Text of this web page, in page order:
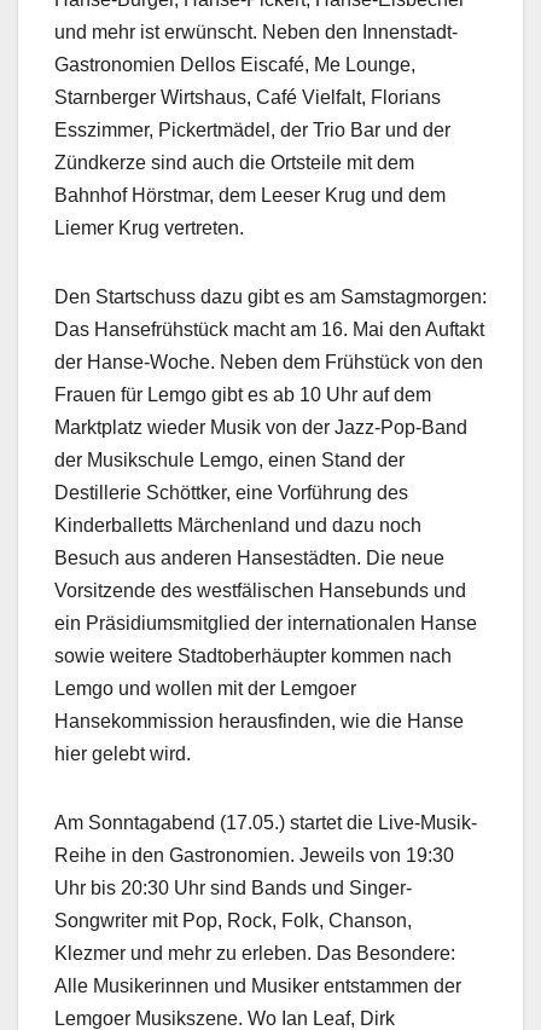
und mehr ist erwünscht. Neben den Innenstadt-
Gastronomien Dellos Eiscafé, Me Lounge,
Starnberger Wirtshaus, Café Vielfalt, Florians
Esszimmer, Pickertmädel, der Trio Bar und der
Zündkerze sind auch die Ortsteile mit dem
Bahnhof Hörstmar, dem Leeser Krug und dem
Liemer Krug vertreten.
Den Startschuss dazu gibt es am Samstagmorgen:
Das Hansefrühstück macht am 16. Mai den Auftakt
der Hanse-Woche. Neben dem Frühstück von den
Frauen für Lemgo gibt es ab 10 Uhr auf dem
Marktplatz wieder Musik von der Jazz-Pop-Band
der Musikschule Lemgo, einen Stand der
Destillerie Schöttker, eine Vorführung des
Kinderballetts Märchenland und dazu noch
Besuch aus anderen Hansestädten. Die neue
Vorsitzende des westfälischen Hansebunds und
ein Präsidiumsmitglied der internationalen Hanse
sowie weitere Stadtoberhäupter kommen nach
Lemgo und wollen mit der Lemgoer
Hansekommission herausfinden, wie die Hanse
hier gelebt wird.
Am Sonntagabend (17.05.) startet die Live-Musik-
Reihe in den Gastronomien. Jeweils von 19:30
Uhr bis 20:30 Uhr sind Bands und Singer-
Songwriter mit Pop, Rock, Folk, Chanson,
Klezmer und mehr zu erleben. Das Besondere:
Alle Musikerinnen und Musiker entstammen der
Lemgoer Musikszene. Wo Ian Leaf, Dirk